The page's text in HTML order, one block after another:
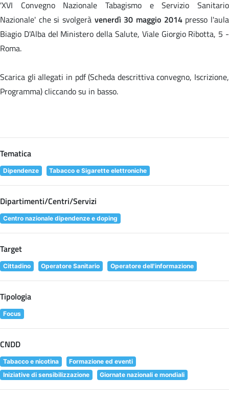
'XVI Convegno Nazionale Tabagismo e Servizio Sanitario
Nazionale' che si svolgerà venerdì 30 maggio 2014presso l'aula
Biagio D'Alba del Ministero della Salute, Viale Giorgio Ribotta, 5 -
Roma.
Scarica gli allegati in pdf (Scheda descrittiva convegno, Iscrizione,
Programma) cliccando su in basso.
Tematica
Dipendenze Tabacco e Sigarette elettroniche
Dipartimenti/Centri/Servizi
Centro nazionale dipendenze e doping
Target
Cittadino Operatore Sanitario Operatore dell'informazione
Tipologia
Focus
CNDD
Tabacco e nicotina
Formazione ed eventi
Iniziative di sensibilizzazione
Giornate nazionali e mondiali